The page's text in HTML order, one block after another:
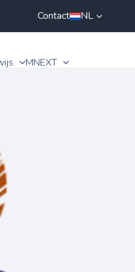
Contact NL
MNEXT